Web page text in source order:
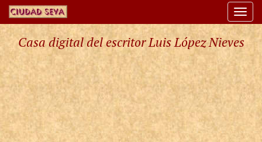
Casa digital del escritor Luis López Nieves